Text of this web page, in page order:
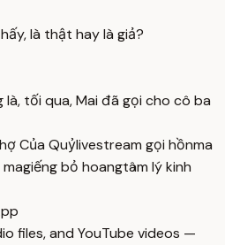
là thật hay là giả?
tối qua, Mai đã gọi cho cô ba
Của Quỷlivestream gọi hồnma
giếng bỏ hoangtâm lý kinh
files, and YouTube videos —